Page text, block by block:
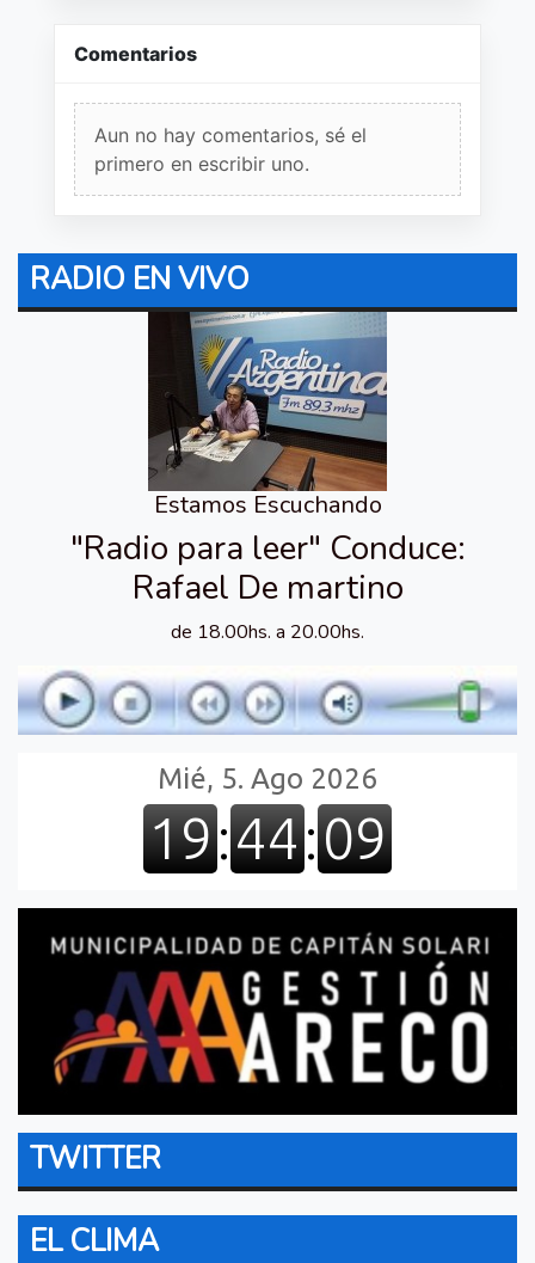
Comentarios
Aun no hay comentarios, sé el
primero en escribir uno.
RADIO EN VIVO
Estamos Escuchando
"Radio para leer" Conduce:
Rafael De martino
de 18.00hs. a 20.00hs.
TWITTER
EL CLIMA